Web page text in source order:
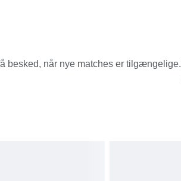
besked, når nye matches er tilgængelige.